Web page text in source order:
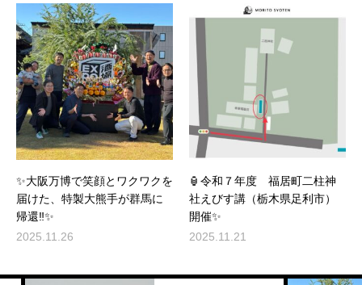
✨大阪万博で笑顔とワクワクを
届けた、特製大熊手が群馬に
帰還‼️✨
2025.11.26
🏮令和７年度 福居町二柱神
社えびす講（栃木県足利市）
開催✨
2025.11.21